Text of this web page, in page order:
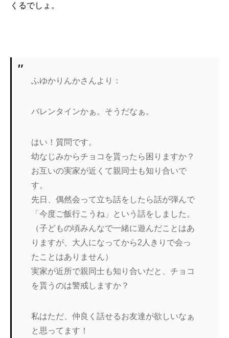
くるでしょ。
ふゆかりんかさんより：
バレンタインかぁ。そうだなぁ。
はい！質問です。
幼なじみからチョコを貰ったら困りますか？
お互いの実家が近くて親同士も知り合いで
す。
先日、偶然会って立ち話をしたら話が弾んで
「今度ご飯行こうね」という話をしました。
（子どもの頃みんなで一緒に遊んだことはあ
りますが、大人になってから2人きりで会っ
たことはありません）
実家が近所で親同士も知り合いだと、チョコ
を貰うのは警戒しますか？
私はただ、仲良く話せるお友達が欲しいなぁ
と思ってます！